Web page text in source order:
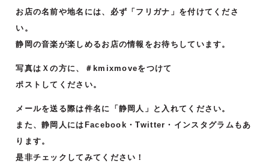
お店の名前や地名には、必ず「フリガナ」を付けてくださ
い。
静岡の音楽が楽しめるお店の情報をお待ちしています。
写真はＸの方に、＃kmixmoveをつけて
ポストしてください。
メールを送る際は件名に「静岡人」と入れてください。
また、静岡人にはFacebook・Twitter・インスタグラムもあ
ります。
是非チェックしてみてください！